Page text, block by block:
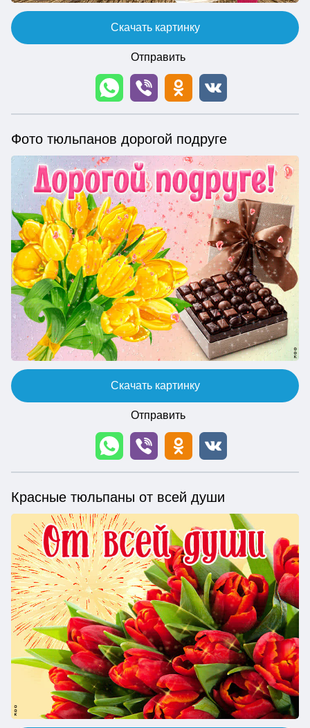
Скачать картинку
Отправить
Фото тюльпанов дорогой подруге
Скачать картинку
Отправить
Красные тюльпаны от всей души